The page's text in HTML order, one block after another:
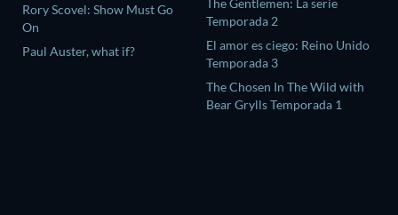
Rory Scovel: Show Must Go
On
Paul Auster, what if?
The Gentlemen: La serie
Temporada 2
El amor es ciego: Reino Unido
Temporada 3
The Chosen In The Wild with
Bear Grylls Temporada 1